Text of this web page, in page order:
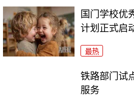
国门学校优
计划正式启
最热
铁路部门试
服务